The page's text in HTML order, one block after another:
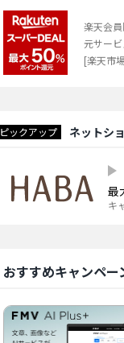
楽天会
元サービ
[楽天市
ピックアップ ネットシ
最
キ
おすすめキャンペー